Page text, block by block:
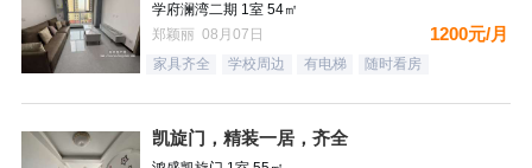
学府澜湾二期 1室 54㎡
郑颖丽 08月07日
1200元/月
家具齐全 学校周边 有电梯 随时看房
凯旋门，精装一居，齐全